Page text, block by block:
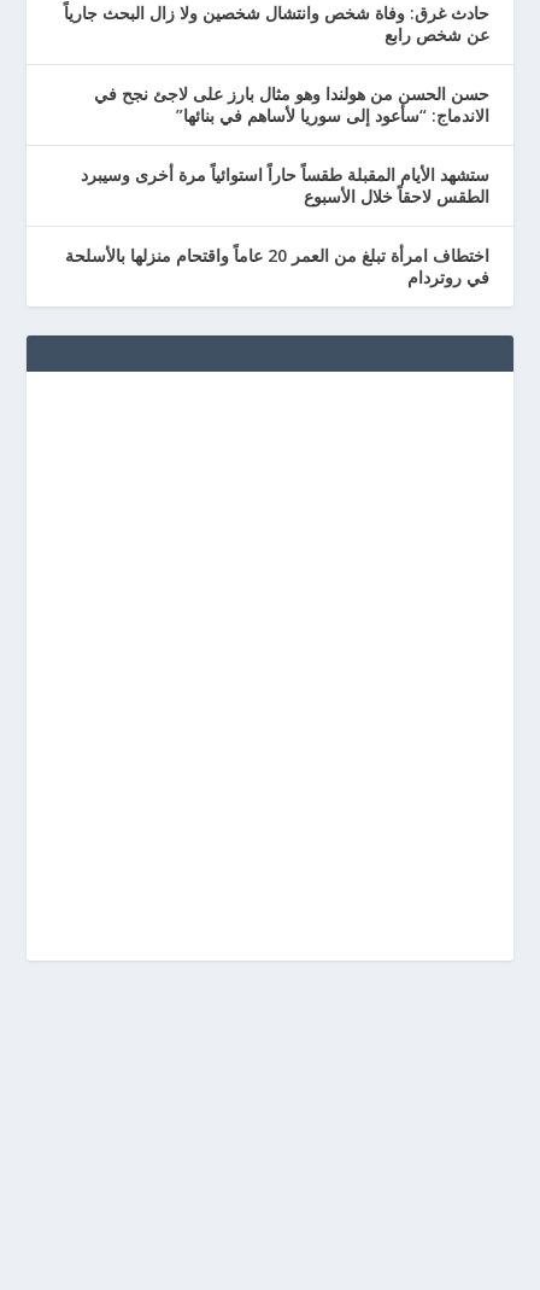
حادث غرق: وفاة شخص وانتشال شخصين ولا زال البحث جارياً
عن شخص رابع
حسن الحسن من هولندا وهو مثال بارز على لاجئ نجح في
الاندماج: “سأعود إلى سوريا لأساهم في بنائها”
ستشهد الأيام المقبلة طقساً حاراً استوائياً مرة أخرى وسيبرد
الطقس لاحقاً خلال الأسبوع
اختطاف امرأة تبلغ من العمر 20 عاماً واقتحام منزلها بالأسلحة
في روتردام